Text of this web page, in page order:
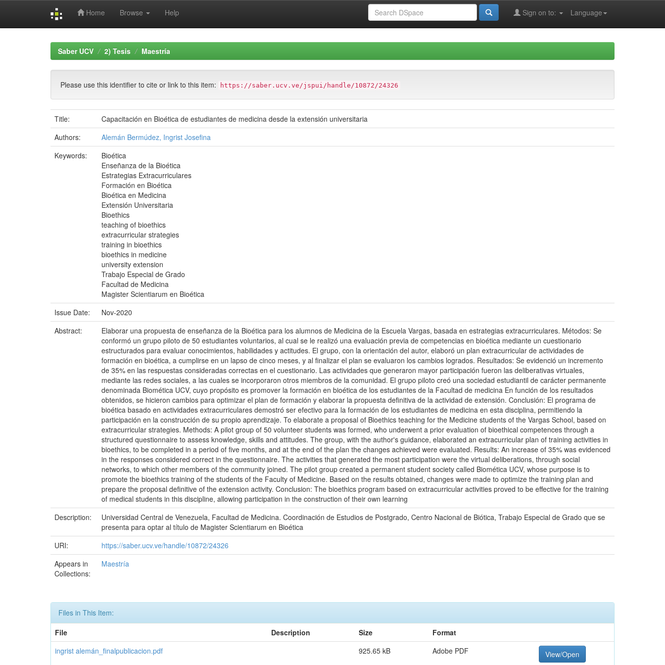
Home Browse Help Language
Sign on to:
Saber UCV 2) Tesis Maestría
Please use this identifier to cite or link to this item: https://saber.ucv.ve/jspui/handle/10872/24326
Title:
Capacitación en Bioética de estudiantes de medicina desde la extensión universitaria
Authors:
Alemán Bermúdez, Ingrist Josefina
Keywords:
Bioética
Enseñanza de la Bioética
Estrategias Extracurriculares
Formación en Bioética
Bioética en Medicina
Extensión Universitaria
Bioethics
teaching of bioethics
extracurricular strategies
training in bioethics
bioethics in medicine
university extension
Trabajo Especial de Grado
Facultad de Medicina
Magister Scientiarum en Bioética
Issue Date:
Nov-2020
Abstract:
Elaborar una propuesta de enseñanza de la Bioética para los alumnos de Medicina de la Escuela Vargas, basada en estrategias extracurriculares. Métodos: Se
conformó un grupo piloto de 50 estudiantes voluntarios, al cual se le realizó una evaluación previa de competencias en bioética mediante un cuestionario
estructurados para evaluar conocimientos, habilidades y actitudes. El grupo, con la orientación del autor, elaboró un plan extracurricular de actividades de
formación en bioética, a cumplirse en un lapso de cinco meses, y al finalizar el plan se evaluaron los cambios logrados. Resultados: Se evidenció un incremento
de 35% en las respuestas consideradas correctas en el cuestionario. Las actividades que generaron mayor participación fueron las deliberativas virtuales,
mediante las redes sociales, a las cuales se incorporaron otros miembros de la comunidad. El grupo piloto creó una sociedad estudiantil de carácter permanente
denominada Biomética UCV, cuyo propósito es promover la formación en bioética de los estudiantes de la Facultad de medicina En función de los resultados
obtenidos, se hicieron cambios para optimizar el plan de formación y elaborar la propuesta definitiva de la actividad de extensión. Conclusión: El programa de
bioética basado en actividades extracurriculares demostró ser efectivo para la formación de los estudiantes de medicina en esta disciplina, permitiendo la
participación en la construcción de su propio aprendizaje. To elaborate a proposal of Bioethics teaching for the Medicine students of the Vargas School, based on
extracurricular strategies. Methods: A pilot group of 50 volunteer students was formed, who underwent a prior evaluation of bioethical competences through a
structured questionnaire to assess knowledge, skills and attitudes. The group, with the author's guidance, elaborated an extracurricular plan of training activities in
bioethics, to be completed in a period of five months, and at the end of the plan the changes achieved were evaluated. Results: An increase of 35% was evidenced
in the responses considered correct in the questionnaire. The activities that generated the most participation were the virtual deliberations, through social
networks, to which other members of the community joined. The pilot group created a permanent student society called Biomética UCV, whose purpose is to
promote the bioethics training of the students of the Faculty of Medicine. Based on the results obtained, changes were made to optimize the training plan and
prepare the proposal definitive of the extension activity. Conclusion: The bioethics program based on extracurricular activities proved to be effective for the training
of medical students in this discipline, allowing participation in the construction of their own learning
Description:
Universidad Central de Venezuela, Facultad de Medicina. Coordinación de Estudios de Postgrado, Centro Nacional de Biótica, Trabajo Especial de Grado que se
presenta para optar al título de Magister Scientiarum en Bioética
URI:
https://saber.ucv.ve/handle/10872/24326
Appears in
Collections:
Maestría
Files in This Item:
File
Description Size
Format
ingrist alemán_finalpublicacion.pdf
925.65 kB Adobe PDF View/Open